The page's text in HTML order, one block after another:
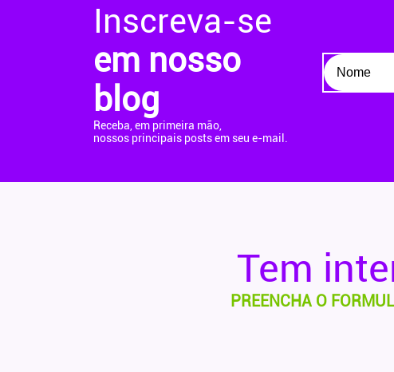
Inscreva-se
em nosso
blog
Receba, em primeira mão,
nossos principais posts em seu e-mail.
Tem
PREENCHA O